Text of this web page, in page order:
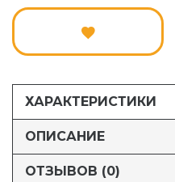
ХАРАКТЕРИСТИКИ
ОПИСАНИЕ
ОТЗЫВОВ (0)